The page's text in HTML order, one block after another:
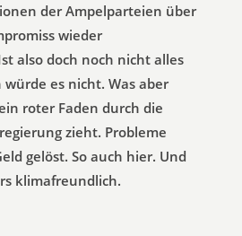
der Ampelparteien über
wieder
also doch noch nicht alles
es nicht. Was aber
roter Faden durch die
zieht. Probleme
gelöst. So auch hier. Und
klimafreundlich.